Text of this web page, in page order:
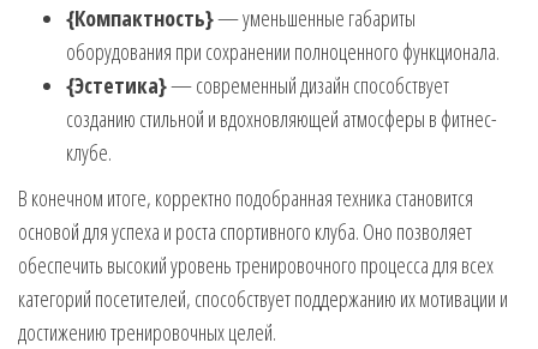
{Компактность}— уменьшенные габариты
оборудования при сохранении полноценного функционала.
{Эстетика}— современный дизайн способствует
созданию стильной и вдохновляющей атмосферы в фитнес-
клубе.
В конечном итоге, корректно подобранная техника становится
основой для успеха и роста спортивного клуба. Оно позволяет
обеспечить высокий уровень тренировочного процесса для всех
категорий посетителей, способствует поддержанию их мотивации и
достижению тренировочных целей.